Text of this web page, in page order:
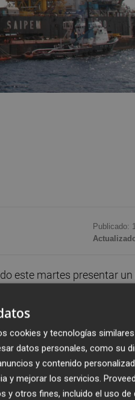
Publicado:
este martes presentar
que está llevando a
la costa de Vinaròs
está devolviendo el dinero
la Mesa ha decidido
cookies y tecnologías
datos personales, como su
y contenido
y mejorar los servicios.
y otros fines, incluido el uso